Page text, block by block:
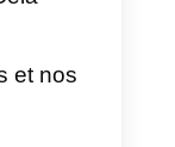
le bon